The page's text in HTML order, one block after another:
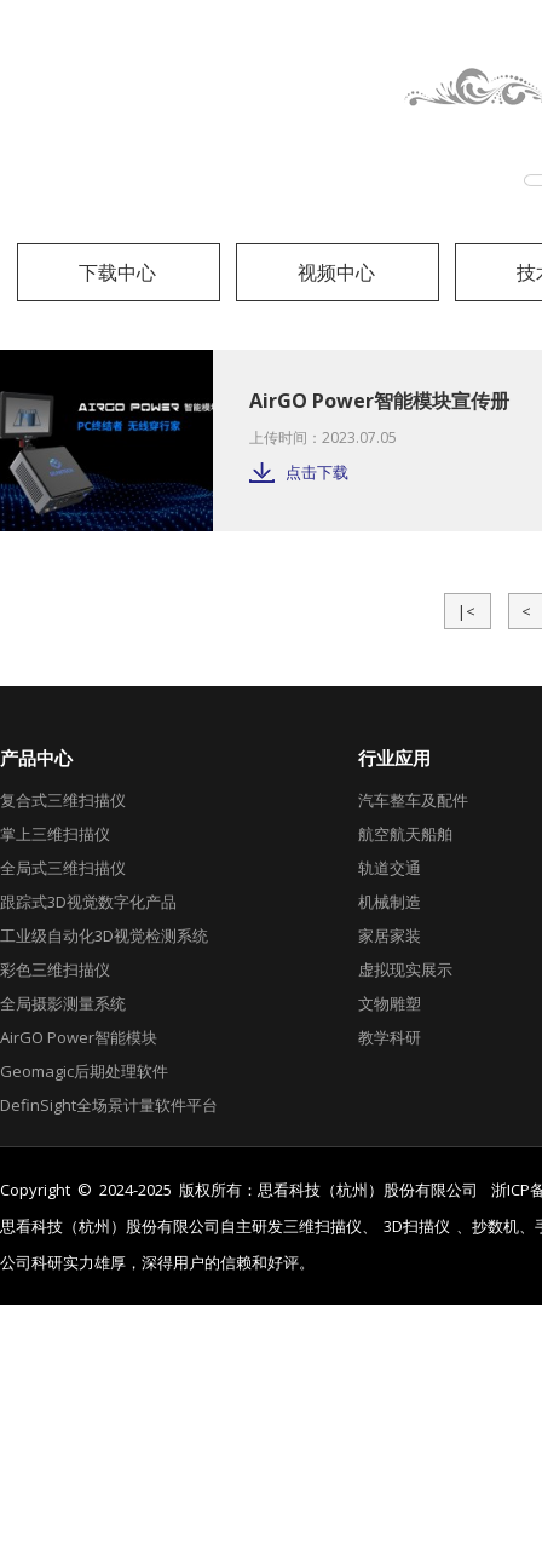
下载中心 视频中心 技
AirGO Power智能模块宣传册
上传时间：2023.07.05
点击下载
|< <
产品中心
复合式三维扫描仪
掌上三维扫描仪
全局式三维扫描仪
跟踪式3D视觉数字化产品
工业级自动化3D视觉检测系统
彩色三维扫描仪
全局摄影测量系统
AirGO Power智能模块
Geomagic后期处理软件
DefinSight全场景计量软件平台
行业应用
汽车整车及配件
航空航天船舶
轨道交通
机械制造
家居家装
虚拟现实展示
文物雕塑
教学科研
Copyright © 2024-2025 版权所有：思看科技（杭州）股份有限公司
浙ICP
思看科技（杭州）股份有限公司自主研发三维扫描仪、
3D扫描仪 、抄数机、
公司科研实力雄厚，深得用户的信赖和好评。